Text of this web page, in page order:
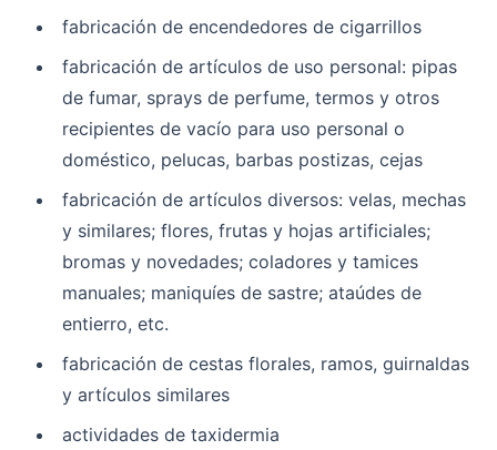
fabricación de encendedores de cigarrillos
fabricación de artículos de uso personal: pipas
de fumar, sprays de perfume, termos y otros
recipientes de vacío para uso personal o
doméstico, pelucas, barbas postizas, cejas
fabricación de artículos diversos: velas, mechas
y similares; flores, frutas y hojas artificiales;
bromas y novedades; coladores y tamices
manuales; maniquíes de sastre; ataúdes de
entierro, etc.
fabricación de cestas florales, ramos, guirnaldas
y artículos similares
actividades de taxidermia